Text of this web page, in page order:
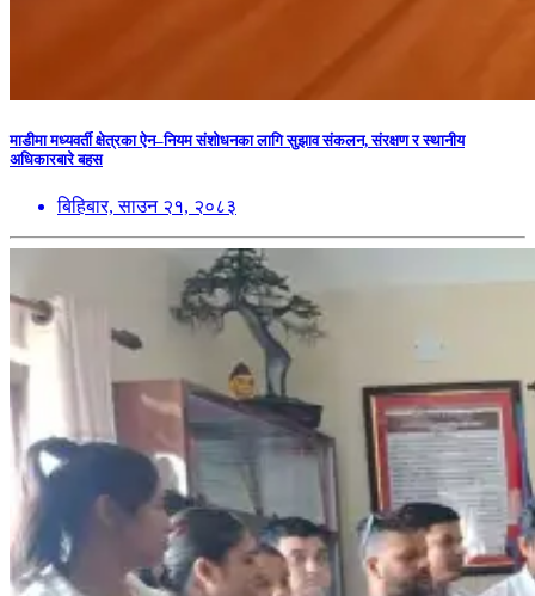
माडीमा मध्यवर्ती क्षेत्रका ऐन–नियम संशोधनका लागि सुझाव संकलन, संरक्षण र स्थानीय
अधिकारबारे बहस
बिहिबार, साउन २१, २०८३